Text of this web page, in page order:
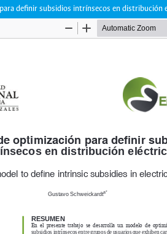
definir subsidios intrínsecos en distribución